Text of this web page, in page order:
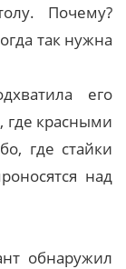
Почему?
так нужна
его
где красными
где стайки
над
обнаружил